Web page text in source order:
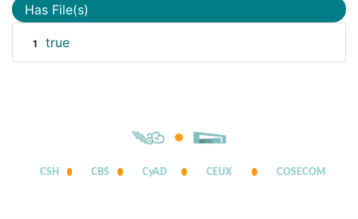
Has File(s)
1 true
CSH CBS CyAD CEUX COSECOM